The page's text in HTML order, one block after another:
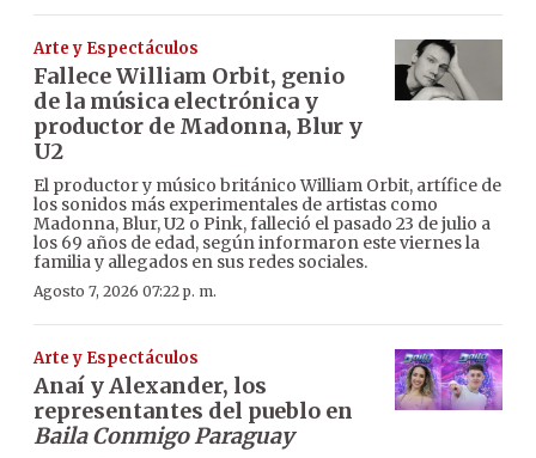
Arte y Espectáculos
Fallece William Orbit, genio
de la música electrónica y
productor de Madonna, Blur y
U2
El productor y músico británico William Orbit, artífice de
los sonidos más experimentales de artistas como
Madonna, Blur, U2 o Pink, falleció el pasado 23 de julio a
los 69 años de edad, según informaron este viernes la
familia y allegados en sus redes sociales.
Agosto 7, 2026 07:22 p. m.
Arte y Espectáculos
Anaí y Alexander, los
representantes del pueblo en
Baila Conmigo Paraguay